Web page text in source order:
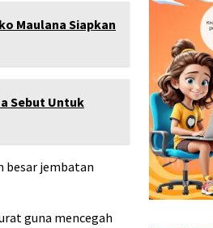
Maulana Siapkan
Sebut Untuk
besar jembatan
guna mencegah